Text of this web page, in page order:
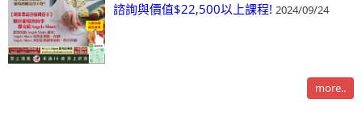
諮詢與價值$22,500以上課程! 2024/09/24
more..